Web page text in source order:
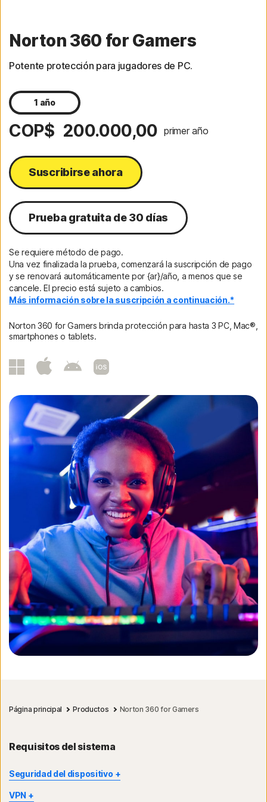
Norton 360 for Gamers
Potente protección para jugadores de PC.
1 año
COP$ 200.000,00 primer año
Suscribirse ahora
Prueba gratuita de 30 días
Se requiere método de pago.
Una vez finalizada la prueba, comenzará la suscripción de pago
y se renovará automáticamente por {ar}/año, a menos que se
cancele. El precio está sujeto a cambios.
Más información sobre la suscripción a continuación.*
Norton 360 for Gamers brinda protección para hasta 3 PC, Mac®,
smartphones o tablets.
Página principal Productos Norton 360 for Gamers
Requisitos del sistema
Seguridad del dispositivo
No todas las funciones están disponibles en todos los
VPN